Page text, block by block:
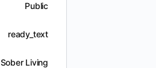
Public
ready_text
Sober Living